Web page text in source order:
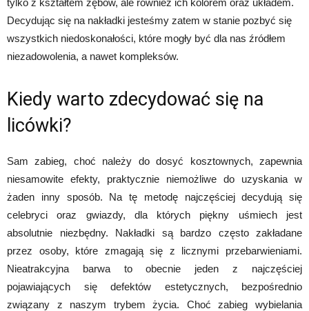
tylko z kształtem zębów, ale również ich kolorem oraz układem.
Decydując się na nakładki jesteśmy zatem w stanie pozbyć się
wszystkich niedoskonałości, które mogły być dla nas źródłem
niezadowolenia, a nawet kompleksów.
Kiedy warto zdecydować się na
licówki?
Sam zabieg, choć należy do dosyć kosztownych, zapewnia
niesamowite efekty, praktycznie niemożliwe do uzyskania w
żaden inny sposób. Na tę metodę najczęściej decydują się
celebryci oraz gwiazdy, dla których piękny uśmiech jest
absolutnie niezbędny. Nakładki są bardzo często zakładane
przez osoby, które zmagają się z licznymi przebarwieniami.
Nieatrakcyjna barwa to obecnie jeden z najczęściej
pojawiających się defektów estetycznych, bezpośrednio
związany z naszym trybem życia. Choć zabieg wybielania